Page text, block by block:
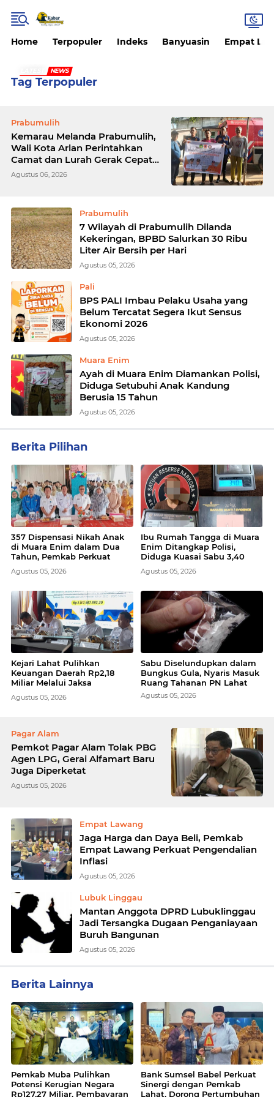
Home Terpopuler Indeks Banyuasin Empat
NEWS
Tag Terpopuler
Prabumulih
Kemarau Melanda Prabumulih,
Wali Kota Arlan Perintahkan
Camat dan Lurah Gerak Cepat
Salurkan Air Bersih
Agustus 06, 2026
Prabumulih
7 Wilayah di Prabumulih Dilanda
Kekeringan, BPBD Salurkan 30 Ribu
Liter Air Bersih per Hari
Agustus 05, 2026
Pali
BPS PALI Imbau Pelaku Usaha yang
Belum Tercatat Segera Ikut Sensus
Ekonomi 2026
Agustus 05, 2026
Muara Enim
Ayah di Muara Enim Diamankan Polisi,
Diduga Setubuhi Anak Kandung
Berusia 15 Tahun
Agustus 05, 2026
Berita Pilihan
357 Dispensasi Nikah Anak
di Muara Enim dalam Dua
Tahun, Pemkab Perkuat
Agustus 05, 2026
Ibu Rumah Tangga di Muara
Enim Ditangkap Polisi,
Diduga Kuasai Sabu 3,40
Agustus 05, 2026
Kejari Lahat Pulihkan
Keuangan Daerah Rp2,18
Miliar Melalui Jaksa
Agustus 05, 2026
Sabu Diselundupkan dalam
Bungkus Gula, Nyaris Masuk
Ruang Tahanan PN Lahat
Agustus 05, 2026
Pagar Alam
Pemkot Pagar Alam Tolak PBG
Agen LPG, Gerai Alfamart Baru
Juga Diperketat
Agustus 05, 2026
Empat Lawang
Jaga Harga dan Daya Beli, Pemkab
Empat Lawang Perkuat Pengendalian
Inflasi
Agustus 05, 2026
Lubuk Linggau
Mantan Anggota DPRD Lubuklinggau
Jadi Tersangka Dugaan Penganiayaan
Buruh Bangunan
Agustus 05, 2026
Berita Lainnya
Pemkab Muba Pulihkan
Potensi Kerugian Negara
Rp127,27 Miliar, Pembayaran
Bank Sumsel Babel Perkuat
Sinergi dengan Pemkab
Lahat, Dorong Pertumbuhan